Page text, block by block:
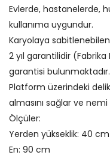
Evlerde, hastanelerde,
kullanıma uygundur.
Karyolaya sabitlenebilen
2 yıl garantilidir (Fabrika
garantisi bulunmaktadır.
Platform üzerindeki
almasını sağlar ve
Ölçüler:
Yerden yükseklik: 40 cm
En: 90 cm